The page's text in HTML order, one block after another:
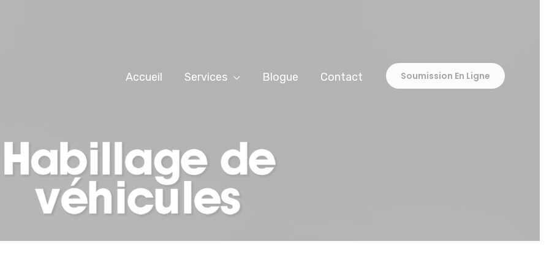
Accueil Services Blogue Contact Soumission En Ligne